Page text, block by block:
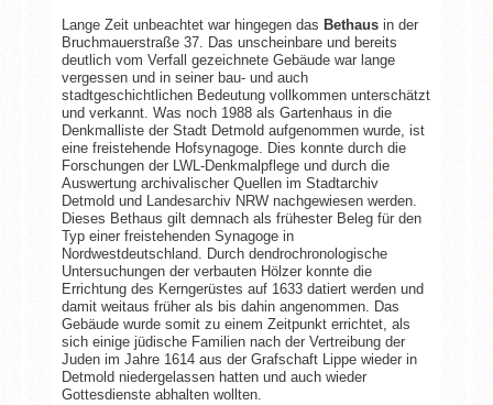
Lange Zeit unbeachtet war hingegen das Bethausin der
Bruchmauerstraße 37. Das unscheinbare und bereits
deutlich vom Verfall gezeichnete Gebäude war lange
vergessen und in seiner bau- und auch
stadtgeschichtlichen Bedeutung vollkommen unterschätzt
und verkannt. Was noch 1988 als Gartenhaus in die
Denkmalliste der Stadt Detmold aufgenommen wurde, ist
eine freistehende Hofsynagoge. Dies konnte durch die
Forschungen der LWL-Denkmalpflege und durch die
Auswertung archivalischer Quellen im Stadtarchiv
Detmold und Landesarchiv NRW nachgewiesen werden.
Dieses Bethaus gilt demnach als frühester Beleg für den
Typ einer freistehenden Synagoge in
Nordwestdeutschland. Durch dendrochronologische
Untersuchungen der verbauten Hölzer konnte die
Errichtung des Kerngerüstes auf 1633 datiert werden und
damit weitaus früher als bis dahin angenommen. Das
Gebäude wurde somit zu einem Zeitpunkt errichtet, als
sich einige jüdische Familien nach der Vertreibung der
Juden im Jahre 1614 aus der Grafschaft Lippe wieder in
Detmold niedergelassen hatten und auch wieder
Gottesdienste abhalten wollten.